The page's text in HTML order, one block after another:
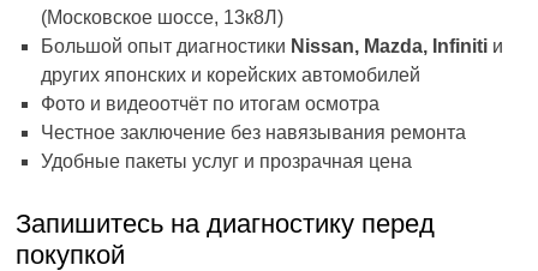
(Московское шоссе, 13к8Л)
Большой опыт диагностики Nissan, Mazda, Infiniti и
других японских и корейских автомобилей
Фото и видеоотчёт по итогам осмотра
Честное заключение без навязывания ремонта
Удобные пакеты услуг и прозрачная цена
Запишитесь на диагностику перед
покупкой